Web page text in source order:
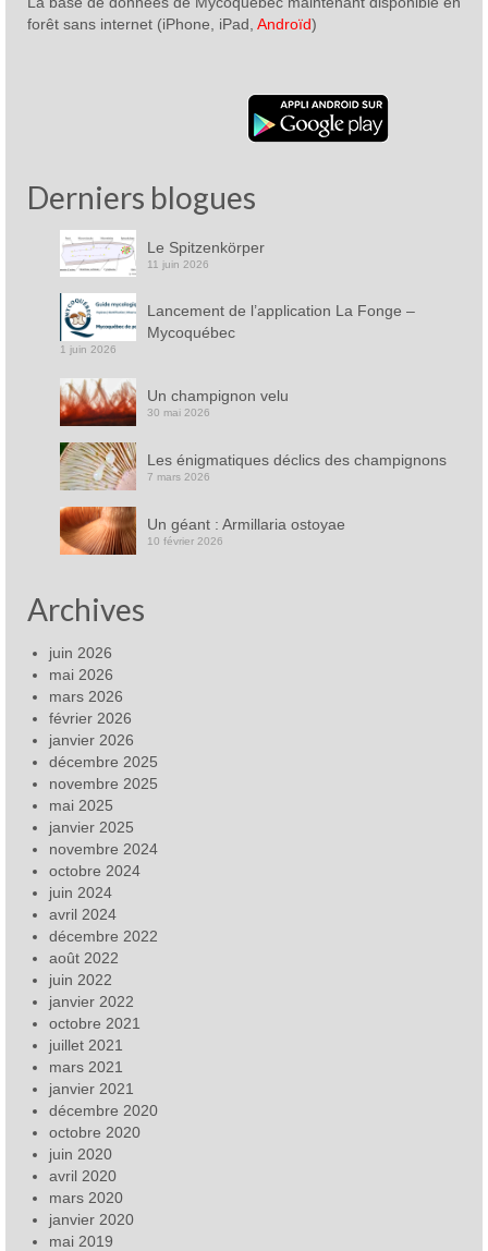
forêt sans internet (iPhone, iPad, Androïd)
Derniers blogues
Le Spitzenkörper
11 juin 2026
Lancement de l’application La Fonge –
Mycoquébec
1 juin 2026
Un champignon velu
30 mai 2026
Les énigmatiques déclics des champignons
7 mars 2026
Un géant : Armillaria ostoyae
10 février 2026
Archives
juin 2026
mai 2026
mars 2026
février 2026
janvier 2026
décembre 2025
novembre 2025
mai 2025
janvier 2025
novembre 2024
octobre 2024
juin 2024
avril 2024
décembre 2022
août 2022
juin 2022
janvier 2022
octobre 2021
juillet 2021
mars 2021
janvier 2021
décembre 2020
octobre 2020
juin 2020
avril 2020
mars 2020
janvier 2020
mai 2019